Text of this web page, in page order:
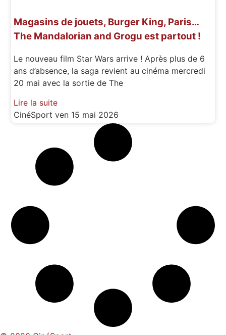
Magasins de jouets, Burger King, Paris…
The Mandalorian and Grogu est partout !
Le nouveau film Star Wars arrive ! Après plus de 6
ans d’absence, la saga revient au cinéma mercredi
20 mai avec la sortie de The
Lire la suite
CinéSportven 15 mai 2026